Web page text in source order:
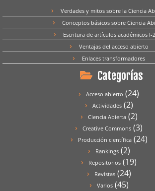
Verdades y mitos sobre la Ciencia
Conceptos básicos sobre Ciencia
Escritura de artículos académicos I-
Ventajas del acceso abierto
Enlaces transformadores
Categorías
Acceso abierto (24)
Actividades(2)
Ciencia Abierta(2)
Creative Commons (3)
Producción científica(24)
Rankings(2)
Repositorios (19)
Revistas(24)
Varios(45)